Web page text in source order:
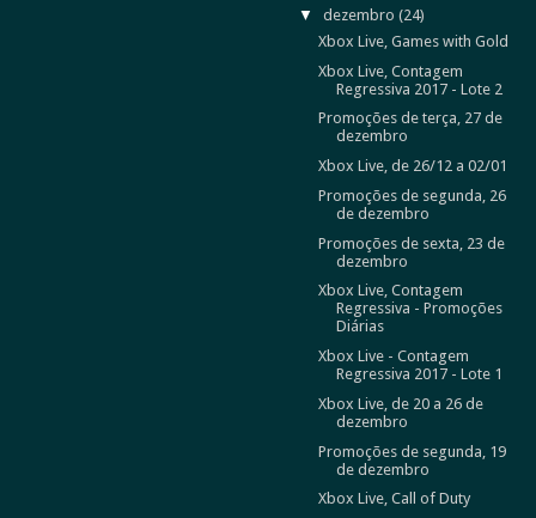
▼dezembro(24)
Xbox Live, Games with Gold
Xbox Live, Contagem
Regressiva 2017 - Lote 2
Promoções de terça, 27 de
dezembro
Xbox Live, de 26/12 a 02/01
Promoções de segunda, 26
de dezembro
Promoções de sexta, 23 de
dezembro
Xbox Live, Contagem
Regressiva - Promoções
Diárias
Xbox Live - Contagem
Regressiva 2017 - Lote 1
Xbox Live, de 20 a 26 de
dezembro
Promoções de segunda, 19
de dezembro
Xbox Live, Call of Duty